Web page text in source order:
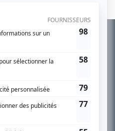
2001, Richard Therrien carbure à
parfois «l’encyclopédie de la
TV Hebdo de 1996 à 2001. Sa
l’entendre régulièrement commenter